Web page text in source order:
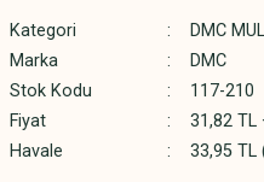
Kategori
DMC
Marka
DMC
Stok Kodu
117-210
Fiyat
31,82 TL
Havale
33,95 TL